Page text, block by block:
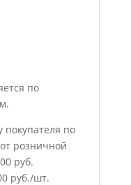
по
покупателя по
розничной
руб.
руб./шт.